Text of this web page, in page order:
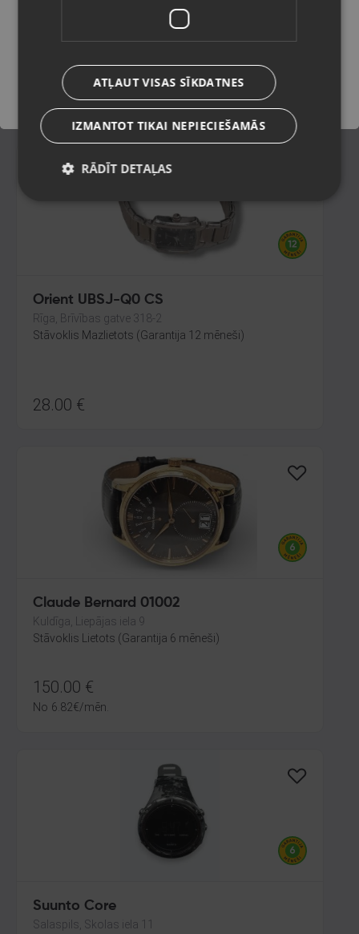
Stāvoklis Mazlietots (Garantija 12 mēneši)
99.00
4.50€/mēn.
Orient UBSJ-Q0 CS
Rīga, Brīvības gatve 318-2
Stāvoklis Mazlietots (Garantija 12 mēneši)
28.00 €
Claude Bernard 01002
Kuldīga, Liepājas iela 9
Stāvoklis Lietots (Garantija 6 mēneši)
150.00 €
No 6.82€/mēn.
Suunto Core
Salaspils, Skolas iela 11
Saglabāt
ATĻAUT VISAS SĪKDATNES
IZMANTOT TIKAI NEPIECIEŠAMĀS
RĀDĪT DETAĻAS